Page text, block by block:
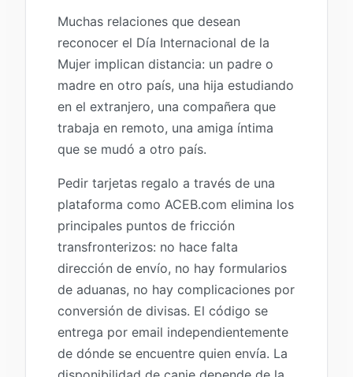
Muchas relaciones que desean
reconocer el Día Internacional de la
Mujer implican distancia: un padre o
madre en otro país, una hija estudiando
en el extranjero, una compañera que
trabaja en remoto, una amiga íntima
que se mudó a otro país.
Pedir tarjetas regalo a través de una
plataforma como ACEB.com elimina los
principales puntos de fricción
transfronterizos: no hace falta
dirección de envío, no hay formularios
de aduanas, no hay complicaciones por
conversión de divisas. El código se
entrega por email independientemente
de dónde se encuentre quien envía. La